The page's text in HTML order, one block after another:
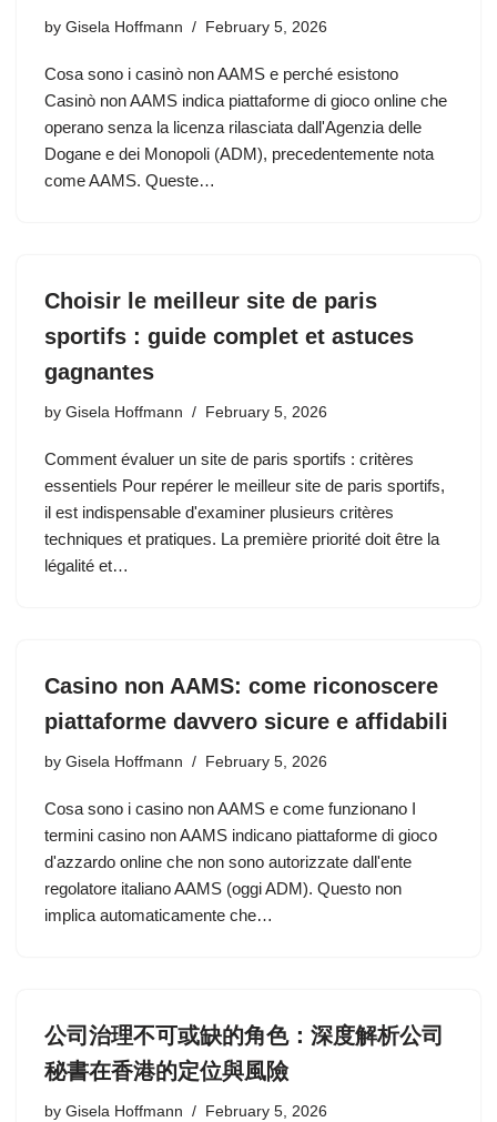
by Gisela Hoffmann February 5, 2026
Cosa sono i casinò non AAMS e perché esistono
Casinò non AAMS indica piattaforme di gioco online che
operano senza la licenza rilasciata dall'Agenzia delle
Dogane e dei Monopoli (ADM), precedentemente nota
come AAMS. Queste…
Choisir le meilleur site de paris
sportifs : guide complet et astuces
gagnantes
by Gisela Hoffmann February 5, 2026
Comment évaluer un site de paris sportifs : critères
essentiels Pour repérer le meilleur site de paris sportifs,
il est indispensable d'examiner plusieurs critères
techniques et pratiques. La première priorité doit être la
légalité et…
Casino non AAMS: come riconoscere
piattaforme davvero sicure e affidabili
by Gisela Hoffmann February 5, 2026
Cosa sono i casino non AAMS e come funzionano I
termini casino non AAMS indicano piattaforme di gioco
d'azzardo online che non sono autorizzate dall'ente
regolatore italiano AAMS (oggi ADM). Questo non
implica automaticamente che…
公司治理不可或缺的角色：深度解析公司
秘書在香港的定位與風險
by Gisela Hoffmann February 5, 2026